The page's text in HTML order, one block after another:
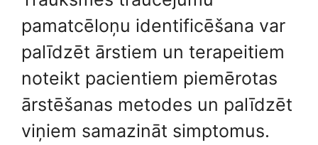
pamatcēloņu identificēšana var
palīdzēt ārstiem un terapeitiem
noteikt pacientiem piemērotas
ārstēšanas metodes un palīdzēt
viņiem samazināt simptomus.